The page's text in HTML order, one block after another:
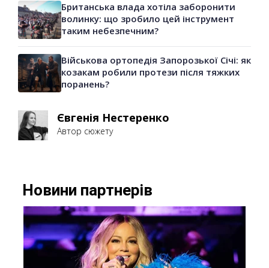
Британська влада хотіла заборонити
волинку: що зробило цей інструмент
таким небезпечним?
Військова ортопедія Запорозької Січі: як
козакам робили протези після тяжких
поранень?
Євгенія Нестеренко
Автор сюжету